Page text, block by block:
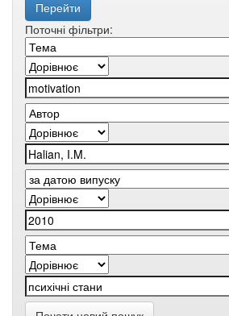
Поточні фільтри: